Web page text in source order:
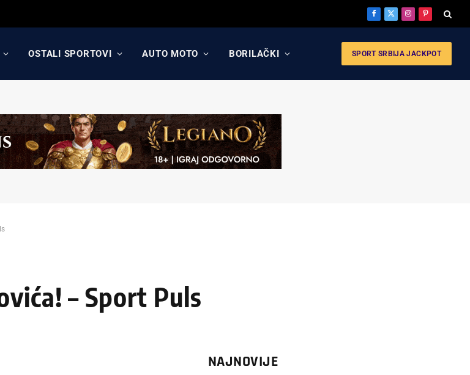
Facebook
X
Instagram
Pinterest
OSTALI SPORTOVI AUTO MOTO BORILAČKI SPORT SRBIJA JACKPOT
– Sport Puls
NAJNOVIJE